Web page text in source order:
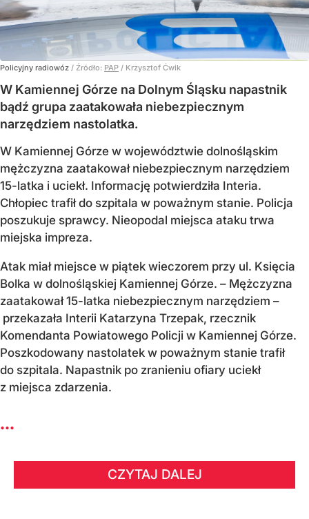
Policyjny radiowóz / Źródło: PAP / Krzysztof Ćwik
W Kamiennej Górze na Dolnym Śląsku napastnik
bądź grupa zaatakowała niebezpiecznym
narzędziem nastolatka.
W Kamiennej Górze w województwie dolnośląskim
mężczyzna zaatakował niebezpiecznym narzędziem
15-latka i uciekł. Informację potwierdziła Interia.
Chłopiec trafił do szpitala w poważnym stanie. Policja
poszukuje sprawcy. Nieopodal miejsca ataku trwa
miejska impreza.
Atak miał miejsce w piątek wieczorem przy ul. Księcia
Bolka w dolnośląskiej Kamiennej Górze. – Mężczyzna
zaatakował 15-latka niebezpiecznym narzędziem –
przekazała Interii Katarzyna Trzepak, rzecznik
Komendanta Powiatowego Policji w Kamiennej Górze.
Poszkodowany nastolatek w poważnym stanie trafił
do szpitala. Napastnik po zranieniu ofiary uciekł
z miejsca zdarzenia.
...
CZYTAJ DALEJ